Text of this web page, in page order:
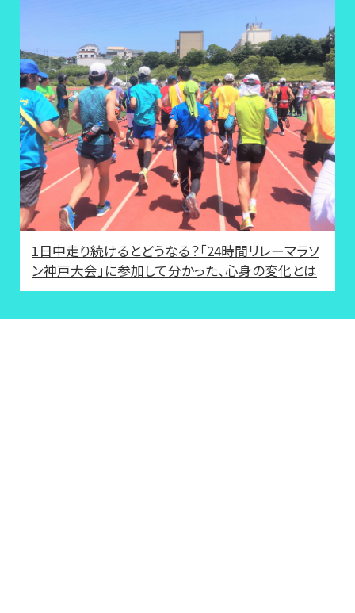
1日中走り続けるとどうなる？「24時間リレーマラソ
ン神戸大会」に参加して分かった、心身の変化とは